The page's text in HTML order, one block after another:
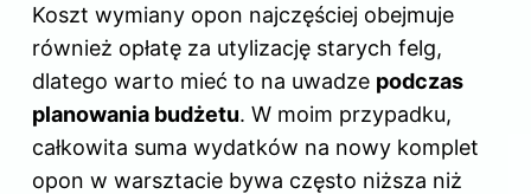
Koszt wymiany opon najczęściej obejmuje
również opłatę za utylizację starych felg,
dlatego warto mieć to na uwadze podczas
planowania budżetu. W moim przypadku,
całkowita suma wydatków na nowy komplet
opon w warsztacie bywa często niższa niż